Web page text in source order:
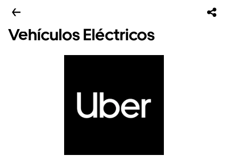
Vehículos Eléctricos